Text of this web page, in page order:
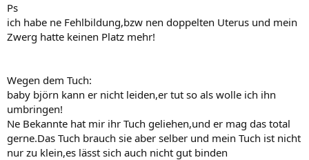
Ps
ich habe ne Fehlbildung,bzw nen doppelten Uterus und mein
Zwerg hatte keinen Platz mehr!
Wegen dem Tuch:
baby björn kann er nicht leiden,er tut so als wolle ich ihn
umbringen!
Ne Bekannte hat mir ihr Tuch geliehen,und er mag das total
gerne.Das Tuch brauch sie aber selber und mein Tuch ist nicht
nur zu klein,es lässt sich auch nicht gut binden